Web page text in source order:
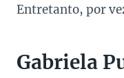
Entretanto, por
Gabriela